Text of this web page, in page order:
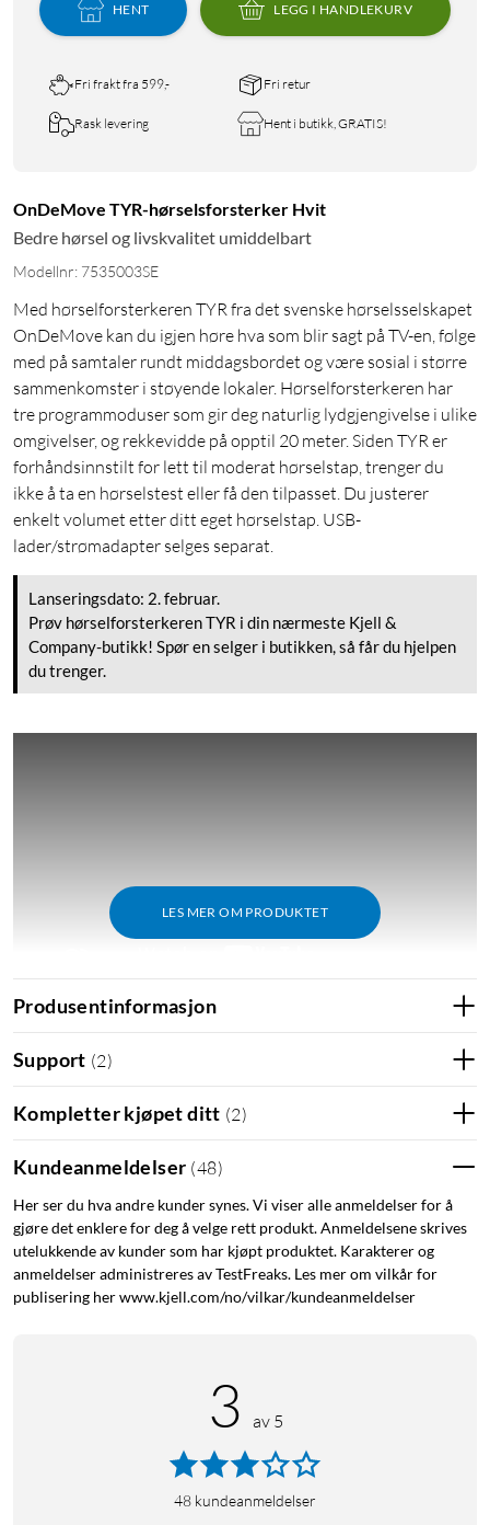
HENT LEGG I HANDLEKURV
Fri frakt fra 599,- Fri retur
Rask levering Hent i butikk, GRATIS!
OnDeMove TYR-hørselsforsterker Hvit
Bedre hørsel og livskvalitet umiddelbart
Modellnr: 7535003SE
Med hørselforsterkeren TYR fra det svenske hørselsselskapet
OnDeMove kan du igjen høre hva som blir sagt på TV-en, følge
med på samtaler rundt middagsbordet og være sosial i større
sammenkomster i støyende lokaler. Hørselforsterkeren har
tre programmoduser som gir deg naturlig lydgjengivelse i ulike
omgivelser, og rekkevidde på opptil 20 meter. Siden TYR er
forhåndsinnstilt for lett til moderat hørselstap, trenger du
ikke å ta en hørselstest eller få den tilpasset. Du justerer
enkelt volumet etter ditt eget hørselstap. USB-
lader/strømadapter selges separat.
Lanseringsdato: 2. februar.
Prøv hørselforsterkeren TYR i din nærmeste Kjell &
Company-butikk! Spør en selger i butikken, så får du hjelpen
du trenger.
LES MER OM PRODUKTET
Kort om produktet
OnDeMove i Halmstad.
teknisk audiologi.
Krever ingen hørselstest eller tilpasning. Du justerer
volumet etter hørselstapet ditt.
Inneholder den samme avanserte teknologien som i
moderne høreapparater.
Forsterkeren har naturlig lydgjengivelse takket være et
Rekkevidde på opptil 20 meter – perfekt for
foreningsmøter eller forelesninger.
Kombinert hørselsforsterker og høreapparat
Produsentinformasjon
Support (2)
Kompletter kjøpet ditt (2)
Kundeanmeldelser (48)
Her ser du hva andre kunder synes. Vi viser alle anmeldelser for å
gjøre det enklere for deg å velge rett produkt. Anmeldelsene skrives
utelukkende av kunder som har kjøpt produktet. Karakterer og
anmeldelser administreres av TestFreaks. Les mer om vilkår for
publisering her www.kjell.com/no/vilkar/kundeanmeldelser
3 av 5
48 kundeanmeldelser